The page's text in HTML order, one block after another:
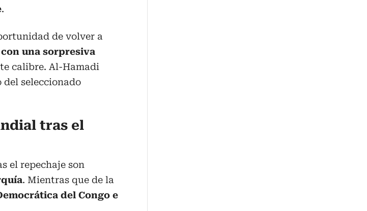
.
de volver a
una sorpresiva
calibre. Al-Hamadi
del seleccionado
tras el
el repechaje son
. Mientras que de la
del Congo e